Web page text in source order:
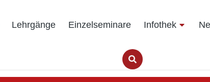
Lehrgänge Einzelseminare Infothek